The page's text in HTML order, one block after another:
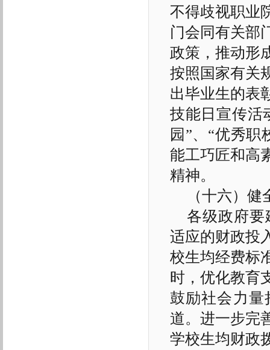
不得歧视职业
门会同有关部
政策，推动形
按照国家有关
出毕业生的表
技能日宣传活
园”、“优秀
能工巧匠和高
精神。
（十六）
各级政府要
适应的财政投
校生均经费标
时，优化教育
鼓励社会力量
道。进一步完
学校生均财政